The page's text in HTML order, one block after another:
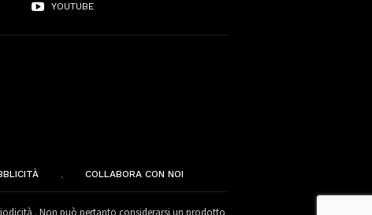
YOUTUBE
COLLABORA CON NOI